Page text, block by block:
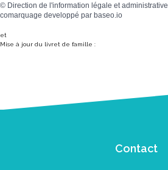
© Direction de l'information légale et administrative
comarquage developpé par baseo.io
et
Mise à jour du livret de famille :
Contact